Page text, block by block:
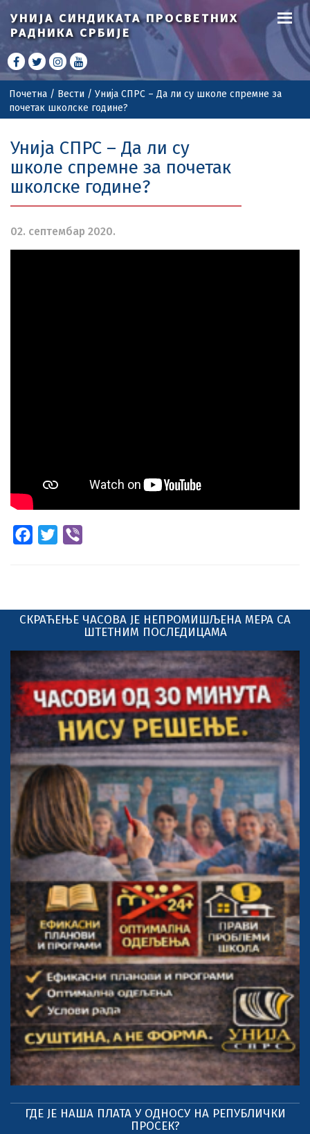
УНИЈА СИНДИКАТАПРОСВЕТНИХ
РАДНИКА СРБИЈЕ
Почетна / Вести / Унија СПРС – Да ли су школе спремне за
почетак школске године?
Унија СПРС – Да ли су
школе спремне за почетак
школске године?
02. септембар 2020.
Facebook
Twitter
СКРАЋЕЊЕ ЧАСОВА ЈЕ НЕПРОМИШЉЕНА МЕРА СА
ШТЕТНИМ ПОСЛЕДИЦАМА
ГДЕ ЈЕ НАША ПЛАТА У ОДНОСУ НА РЕПУБЛИЧКИ
ПРОСЕК?